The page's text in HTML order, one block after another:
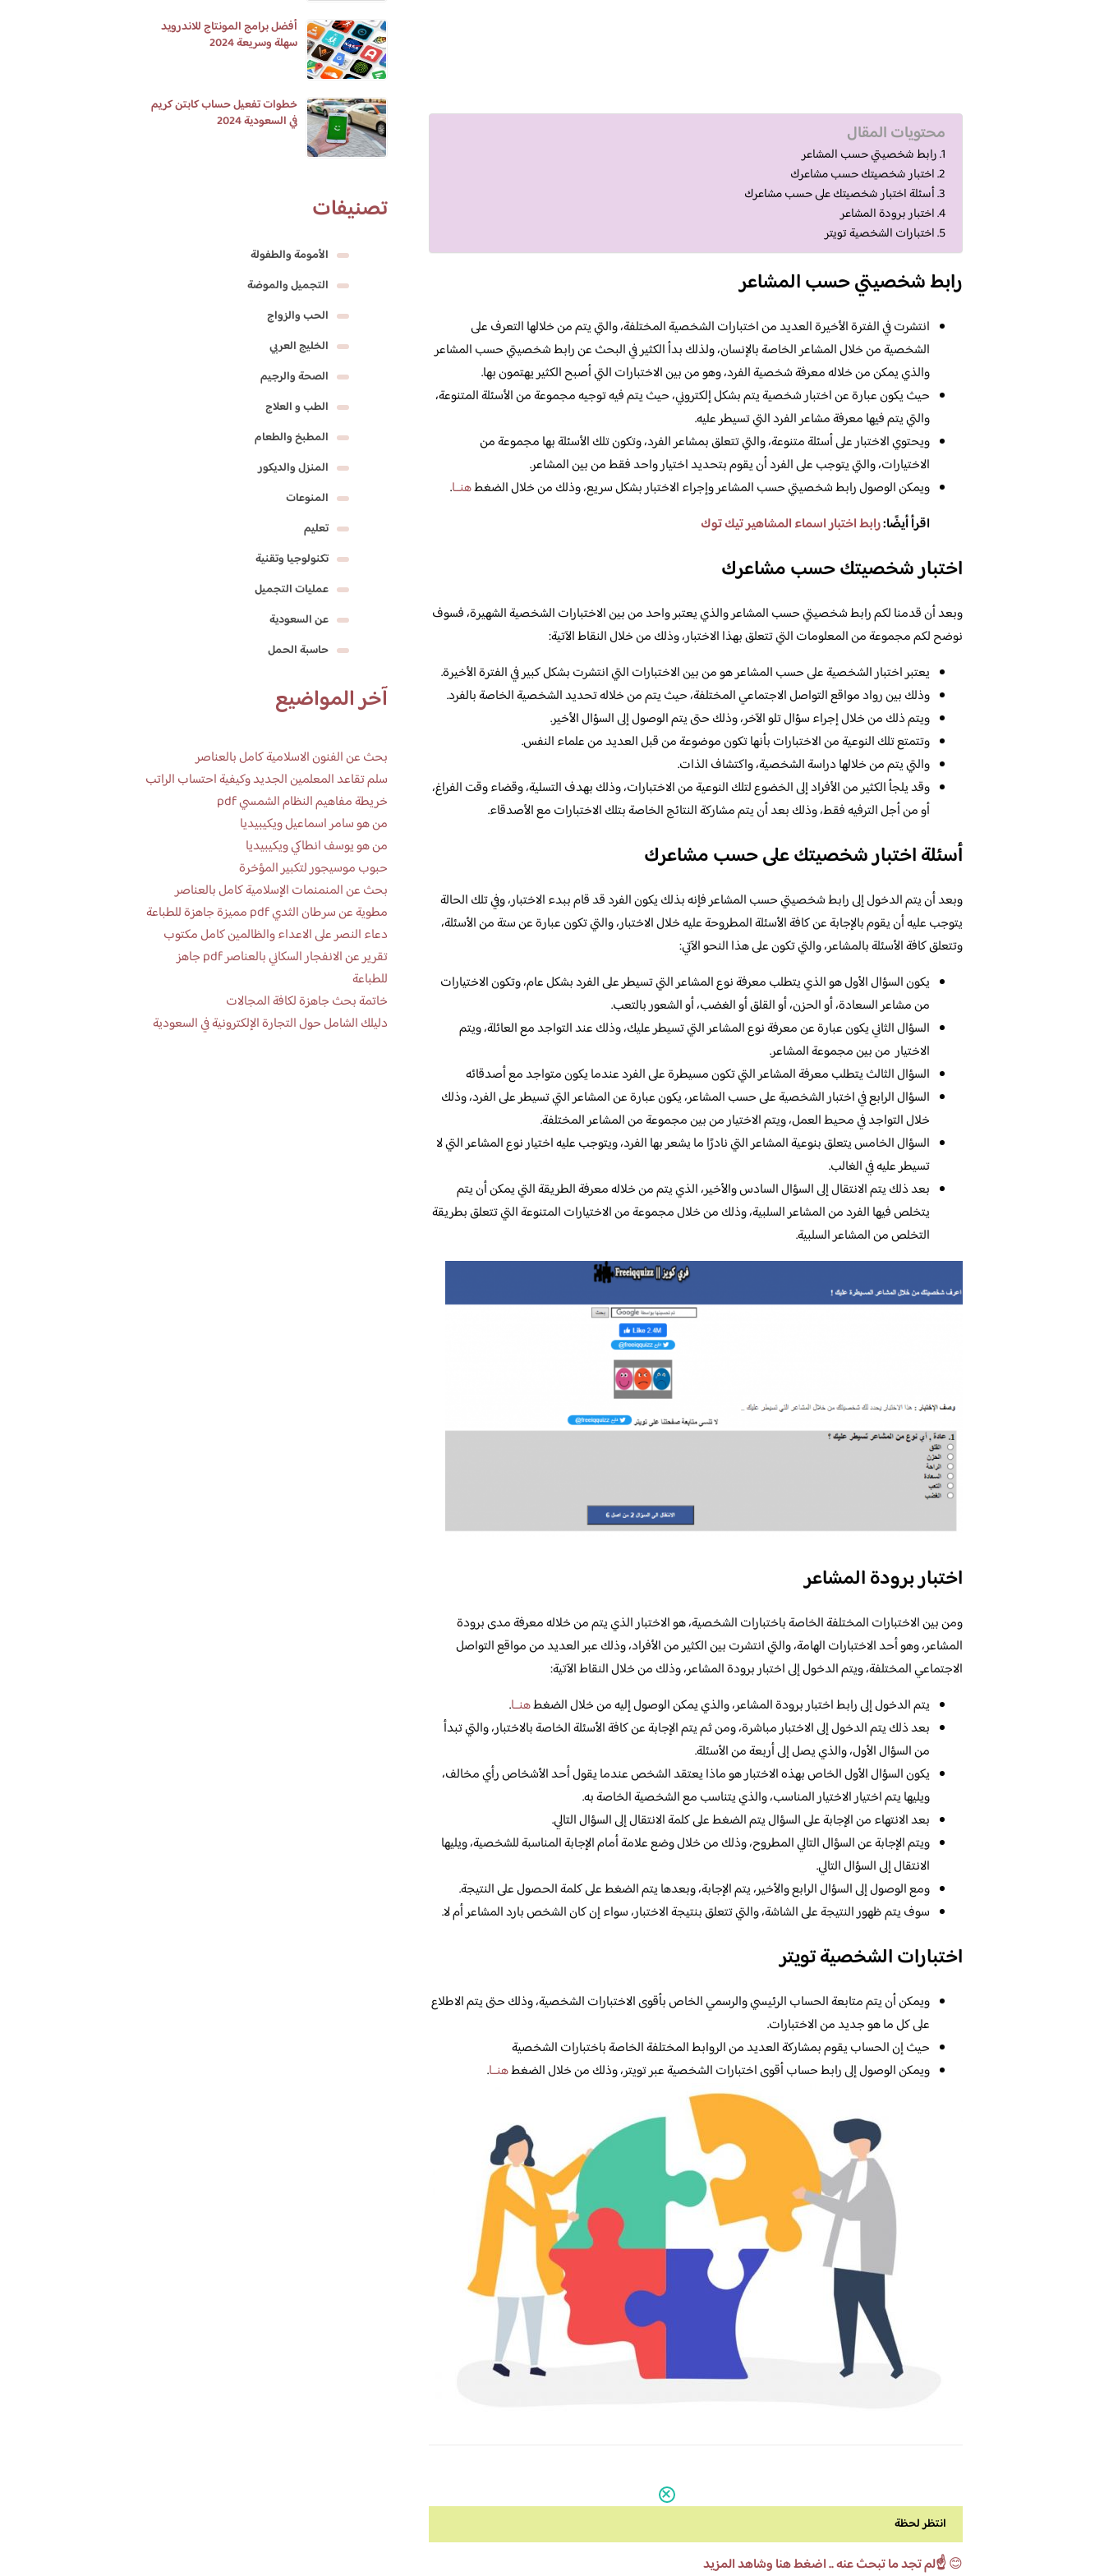
محتويات المقال
رابط شخصيتي حسب المشاعر
اختبار شخصيتك حسب مشاعرك
أسئلة اختبار شخصيتك على حسب مشاعرك
اختبار برودة المشاعر
اختبارات الشخصية تويتر
رابط شخصيتي حسب المشاعر
انتشرت في الفترة الأخيرة العديد من اختبارات الشخصية المختلفة، والتي يتم من خلالها التعرف على
الشخصية من خلال المشاعر الخاصة بالإنسان، ولذلك بدأ الكثير في البحث عن رابط شخصيتي حسب المشاعر
والذي يمكن من خلاله معرفة شخصية الفرد، وهو من بين الاختبارات التي أصبح الكثير يهتمون بها.
حيث يكون عبارة عن اختبار شخصية يتم بشكل إلكتروني، حيث يتم فيه توجيه مجموعة من الأسئلة المتنوعة،
والتي يتم فيها معرفة مشاعر الفرد التي تسيطر عليه.
ويحتوي الاختبار على أسئلة متنوعة، والتي تتعلق بمشاعر الفرد، وتكون تلك الأسئلة بها مجموعة من
الاختيارات، والتي يتوجب على الفرد أن يقوم بتحديد اختيار واحد فقط من بين المشاعر.
ويمكن الوصول رابط شخصيتي حسب المشاعر وإجراء الاختبار بشكل سريع، وذلك من خلال الضغطهنــا.
اقرأ أيضًا:رابط اختبار اسماء المشاهير تيك توك
اختبار شخصيتك حسب مشاعرك
وبعد أن قدمنا لكم رابط شخصيتي حسب المشاعر والذي يعتبر واحد من بين الاختبارات الشخصية الشهيرة، فسوف
نوضح لكم مجموعة من المعلومات التي تتعلق بهذا الاختبار، وذلك من خلال النقاط الآتية:
يعتبر اختبار الشخصية على حسب المشاعر هو من بين الاختبارات التي انتشرت بشكل كبير في الفترة الأخيرة.
وذلك بين رواد مواقع التواصل الاجتماعي المختلفة، حيث يتم من خلاله تحديد الشخصية الخاصة بالفرد.
ويتم ذلك من خلال إجراء سؤال تلو الآخر، وذلك حتى يتم الوصول إلى السؤال الأخير.
وتتمتع تلك النوعية من الاختبارات بأنها تكون موضوعة من قبل العديد من علماء النفس.
والتي يتم من خلالها دراسة الشخصية، واكتشاف الذات.
وقد يلجأ الكثير من الأفراد إلى الخضوع لتلك النوعية من الاختبارات، وذلك بهدف التسلية، وقضاء وقت الفراغ،
أو من أجل الترفيه فقط، وذلك بعد أن يتم مشاركة النتائج الخاصة بتلك الاختبارات مع الأصدقاء.
أسئلة اختبار شخصيتك على حسب مشاعرك
وبعد أن يتم الدخول إلى رابط شخصيتي حسب المشاعر فإنه بذلك يكون الفرد قد قام ببدء الاختبار، وفي تلك الحالة
يتوجب عليه أن يقوم بالإجابة عن كافة الأسئلة المطروحة عليه خلال الاختبار، والتي تكون عبارة عن ستة من الأسئلة،
وتتعلق كافة الأسئلة بالمشاعر، والتي تكون على هذا النحو الآتي:
يكون السؤال الأول هو الذي يتطلب معرفة نوع المشاعر التي تسيطر على الفرد بشكل عام، وتكون الاختيارات
من مشاعر السعادة، أو الحزن، أو القلق أو الغضب، أو الشعور بالتعب.
السؤال الثاني يكون عبارة عن معرفة نوع المشاعر التي تسيطر عليك، وذلك عند التواجد مع العائلة، ويتم
الاختيار من بين مجموعة المشاعر.
السؤال الثالث يتطلب معرفة المشاعر التي تكون مسيطرة على الفرد عندما يكون متواجد مع أصدقائه
السؤال الرابع في اختبار الشخصية على حسب المشاعر، يكون عبارة عن المشاعر التي تسيطر على الفرد، وذلك
خلال التواجد في محيط العمل، ويتم الاختيار من بين مجموعة من المشاعر المختلفة.
السؤال الخامس يتعلق بنوعية المشاعر التي نادرًا ما يشعر بها الفرد، ويتوجب عليه اختيار نوع المشاعر التي لا
تسيطر عليه في الغالب.
بعد ذلك يتم الانتقال إلى السؤال السادس والأخير، الذي يتم من خلاله معرفة الطريقة التي يمكن أن يتم
يتخلص فيها الفرد من المشاعر السلبية، وذلك من خلال مجموعة من الاختيارات المتنوعة التي تتعلق بطريقة
التخلص من المشاعر السلبية.
اختبار برودة المشاعر
ومن بين الاختبارات المختلفة الخاصة باختبارات الشخصية، هو الاختبار الذي يتم من خلاله معرفة مدى برودة
المشاعر، وهو أحد الاختبارات الهامة، والتي انتشرت بين الكثير من الأفراد، وذلك عبر العديد من مواقع التواصل
الاجتماعي المختلفة، ويتم الدخول إلى اختبار برودة المشاعر، وذلك من خلال النقاط الآتية:
يتم الدخول إلى رابط اختبار برودة المشاعر، والذي يمكن الوصول إليه من خلال الضغطهنــا.
بعد ذلك يتم الدخول إلى الاختبار مباشرة، ومن ثم يتم الإجابة عن كافة الأسئلة الخاصة بالاختبار، والتي تبدأ
من السؤال الأول، والذي يصل إلى أربعة من الأسئلة.
يكون السؤال الأول الخاص بهذه الاختبار هو ماذا يعتقد الشخص عندما يقول أحد الأشخاص رأي مخالف،
ويليها يتم اختيار الاختيار المناسب، والذي يتناسب مع الشخصية الخاصة به.
بعد الانتهاء من الإجابة على السؤال يتم الضغط على كلمة الانتقال إلى السؤال التالي.
ويتم الإجابة عن السؤال التالي المطروح، وذلك من خلال وضع علامة أمام الإجابة المناسبة للشخصية، ويليها
الانتقال إلى السؤال التالي.
ومع الوصول إلى السؤال الرابع والأخير، يتم الإجابة، وبعدها يتم الضغط على كلمة الحصول على النتيجة.
سوف يتم ظهور النتيجة على الشاشة، والتي تتعلق بنتيجة الاختبار، سواء إن كان الشخص بارد المشاعر أم لا.
اختبارات الشخصية تويتر
ويمكن أن يتم متابعة الحساب الرئيسي والرسمي الخاص بأقوى الاختبارات الشخصية، وذلك حتى يتم الاطلاع
على كل ما هو جديد من الاختبارات.
حيث إن الحساب يقوم بمشاركة العديد من الروابط المختلفة الخاصة باختبارات الشخصية
ويمكن الوصول إلى رابط حساب أقوى اختبارات الشخصية عبر تويتر، وذلك من خلال الضغطهنــا.
انتظر لحظة
😊☝️لم تجد ما تبحث عنه .. اضغط هنا وشاهد المزيد
أفضل برامج المونتاج للاندرويد
سهلة وسريعة 2024
خطوات تفعيل حساب كابتن كريم
في السعودية 2024
تصنيفات
الأمومة والطفولة
التجميل والموضة
الحب والزواج
الخليج العربي
الصحة والرجيم
الطب و العلاج
المطبخ والطعام
المنزل والديكور
المنوعات
تعليم
تكنولوجيا وتقنية
عمليات التجميل
عن السعودية
حاسبة الحمل
آخر المواضيع
بحث عن الفنون الاسلامية كامل بالعناصر
سلم تقاعد المعلمين الجديد وكيفية احتساب الراتب
خريطة مفاهيم النظام الشمسي pdf
من هو سامر اسماعيل ويكيبيديا
من هو يوسف انطاكي ويكيبيديا
حبوب موسيجور لتكبير المؤخرة
بحث عن المنمنمات الإسلامية كامل بالعناصر
مطوية عن سرطان الثدي pdf مميزة جاهزة للطباعة
دعاء النصر على الاعداء والظالمين كامل مكتوب
تقرير عن الانفجار السكاني بالعناصر pdf جاهز
للطباعة
خاتمة بحث جاهزة لكافة المجالات
دليلك الشامل حول التجارة الإلكترونية في السعودية